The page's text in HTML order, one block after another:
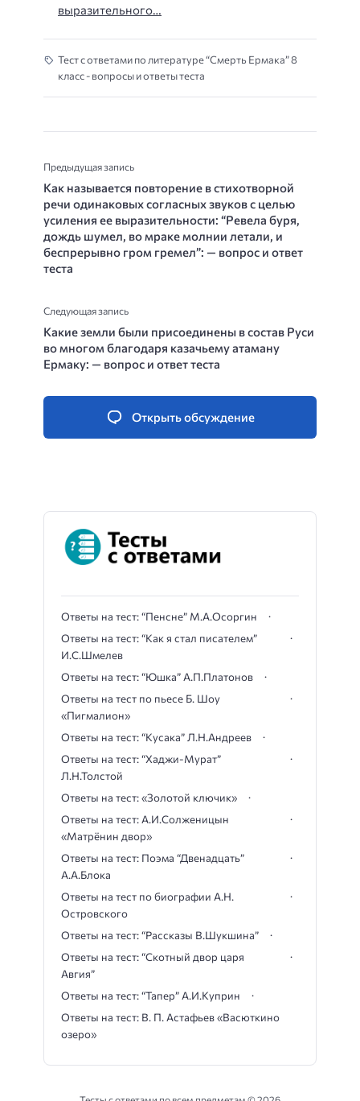
выразительного…
Тест с ответами по литературе “Смерть Ермака” 8
класс - вопросы и ответы теста
Предыдущая запись
Как называется повторение в стихотворной
речи одинаковых со­гласных звуков с целью
усиления ее выразительности: “Ревела буря,
дождь шумел, во мраке молнии летали, и
беспрерывно гром гремел”: — вопрос и ответ
теста
Следующая запись
Какие земли были присоединены в состав Руси
во многом благодаря казачьему атаману
Ермаку: — вопрос и ответ теста
Открыть обсуждение
Ответы на тест: “Пенсне” М.А.Осоргин
Ответы на тест: “Как я стал писателем”
И.С.Шмелев
Ответы на тест: “Юшка” А.П.Платонов
Ответы на тест по пьесе Б. Шоу
«Пигмалион»
Ответы на тест: “Кусака” Л.Н.Андреев
Ответы на тест: “Хаджи-Мурат”
Л.Н.Толстой
Ответы на тест: «Золотой ключик»
Ответы на тест: А.И.Солженицын
«Матрёнин двор»
Ответы на тест: Поэма “Двенадцать”
А.А.Блока
Ответы на тест по биографии А.Н.
Островского
Ответы на тест: “Рассказы В.Шукшина”
Ответы на тест: “Скотный двор царя
Авгия”
Ответы на тест: “Тапер” А.И.Куприн
Ответы на тест: В. П. Астафьев «Васюткино
озеро»